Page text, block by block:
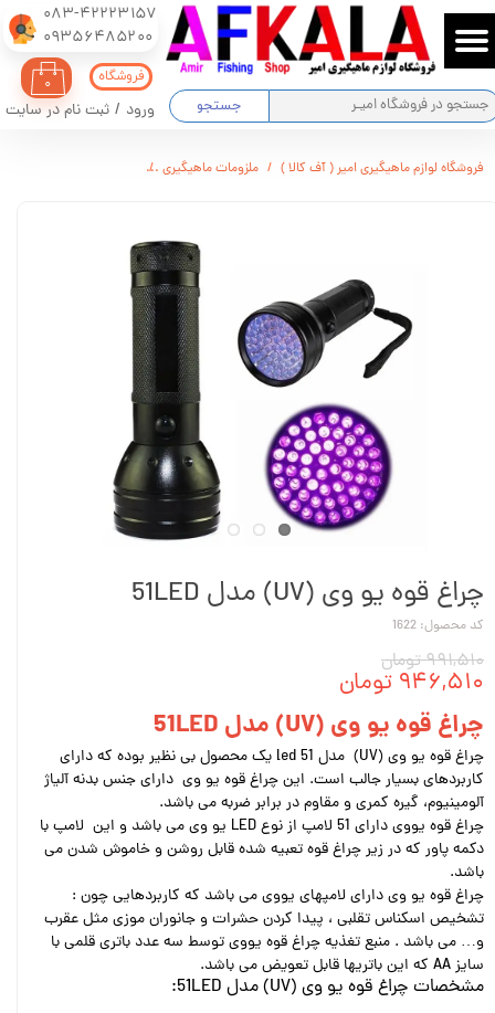
083-42223157
​​​​​​​09356485200
جستجو
۰
ورود / ثبت نام در سایت
حساب کاربری من
تغییر گذر واژه
فروشگاه
فروشگاه لوازم ماهیگیری امیر ( آف کالا ) ملزومات ماهیگیری
چراغ قوه یو وی (UV) مدل 51LED
کد محصول: 1622
۹۹۱,۵۱۰ تومان
۹۴۶,۵۱۰ تومان
چراغ قوه یو وی (UV) مدل 51LED
چراغ قوه یو وی (UV) مدل 51 led یک محصول بی نظیر بوده که دارای
کاربردهای بسیار جالب است. این چراغ قوه یو وی دارای جنس بدنه آلیاژ
آلومینیوم، گیره کمری و مقاوم در برابر ضربه می باشد.
چراغ قوه یووی دارای 51 لامپ از نوع LED یو وی می باشد و این لامپ با
دکمه پاور که در زیر چراغ قوه تعبیه شده قابل روشن و خاموش شدن می
باشد.
چراغ قوه یو وی دارای لامپهای یووی می باشد که کاربردهایی چون :
تشخیص اسکناس تقلبی ، پیدا کردن حشرات و جانوران موزی مثل عقرب
و… می باشد . منبع تغذیه چراغ قوه یووی توسط سه عدد باتری قلمی با
سایز AA که این باتریها قابل تعویض می باشد.
مشخصات چراغ قوه یو وی (UV) مدل 51LED: